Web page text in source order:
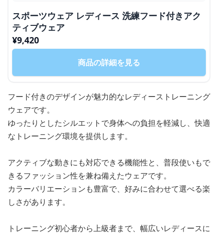
スポーツウェア レディース 洗練フード付きアク
ティブウェア
¥9,420
商品の詳細を見る
フード付きのデザインが魅力的なレディーストレーニング
ウェアです。
ゆったりとしたシルエットで身体への負担を軽減し、快適
なトレーニング環境を提供します。
アクティブな動きにも対応できる機能性と、普段使いもで
きるファッション性を兼ね備えたウェアです。
カラーバリエーションも豊富で、好みに合わせて選べる楽
しさがあります。
トレーニング初心者から上級者まで、幅広いレディースに